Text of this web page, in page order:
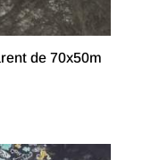
de 70x50m